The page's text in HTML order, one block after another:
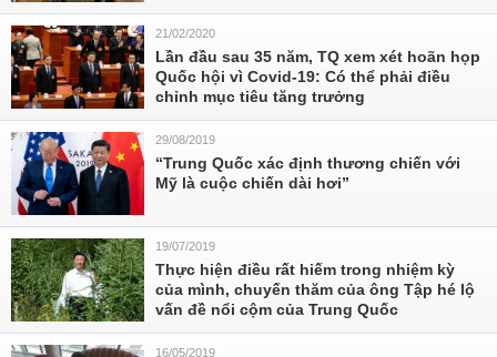
21/02/2020
Lần đầu sau 35 năm, TQ xem xét hoãn họp
Quốc hội vì Covid-19: Có thể phải điều
chỉnh mục tiêu tăng trưởng
29/08/2019
“Trung Quốc xác định thương chiến với
Mỹ là cuộc chiến dài hơi”
19/07/2019
Thực hiện điều rất hiếm trong nhiệm kỳ
của mình, chuyến thăm của ông Tập hé lộ
vấn đề nổi cộm của Trung Quốc
16/05/2019